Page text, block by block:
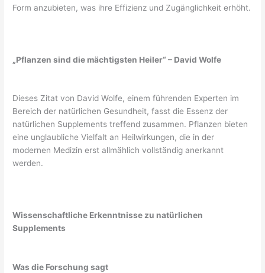
Form anzubieten, was ihre Effizienz und Zugänglichkeit erhöht.
„Pflanzen sind die mächtigsten Heiler“ – David Wolfe
Dieses Zitat von David Wolfe, einem führenden Experten im
Bereich der natürlichen Gesundheit, fasst die Essenz der
natürlichen Supplements treffend zusammen. Pflanzen bieten
eine unglaubliche Vielfalt an Heilwirkungen, die in der
modernen Medizin erst allmählich vollständig anerkannt
werden.
Wissenschaftliche Erkenntnisse zu natürlichen
Supplements
Was die Forschung sagt